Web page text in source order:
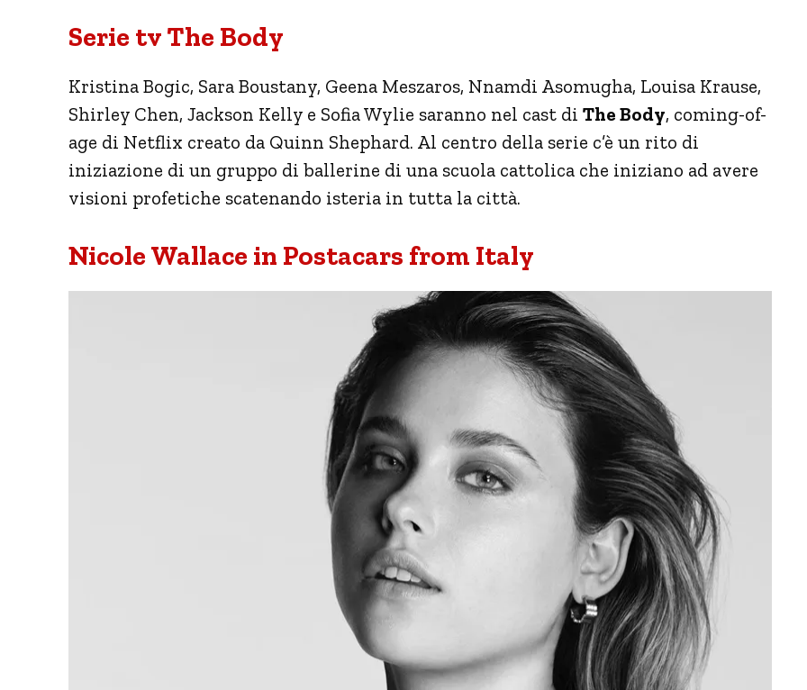
Serie tv The Body
Kristina Bogic, Sara Boustany, Geena Meszaros, Nnamdi Asomugha, Louisa Krause,
Shirley Chen, Jackson Kelly e Sofia Wylie saranno nel cast di The Body, coming-of-
age di Netflix creato da Quinn Shephard. Al centro della serie c’è un rito di
iniziazione di un gruppo di ballerine di una scuola cattolica che iniziano ad avere
visioni profetiche scatenando isteria in tutta la città.
Nicole Wallace in Postacars from Italy